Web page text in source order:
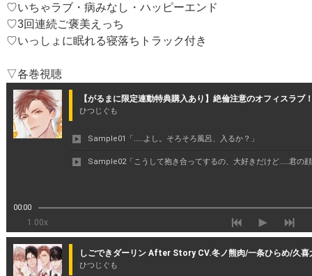
♡いちゃラブ・病みなし・ハッピーエンド
♡3回連続ご褒美えっち
♡いっしょに眠れる寝落ちトラック付き
▽各巻視聴